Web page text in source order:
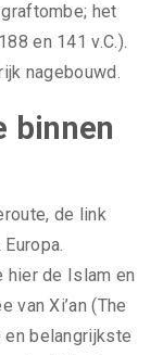
het
en 141 v.C.).
nagebouwd.
binnen
de link
hier de Islam en
van Xi’an (The
belangrijkste